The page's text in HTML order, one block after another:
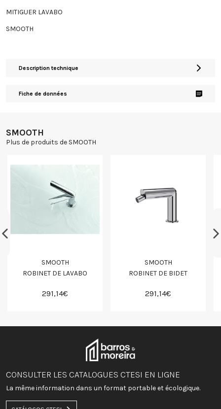
MITIGUER LAVABO
SMOOTH
Description technique
Fiche de données
SMOOTH
Plus de produits de SMOOTH
SMOOTH
ROBINET DE LAVABO
291,14€
SMOOTH
ROBINET DE BIDET
291,14€
CONSULTER LES CATALOGUES CTESI EN LIGNE
La même information dans un format portable et écologique.